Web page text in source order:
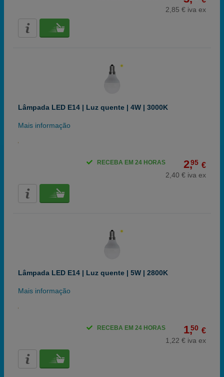
2,85 € iva ex
Lâmpada LED E14 | Luz quente | 4W | 3000K
Mais informação
2,95 €
2,40 € iva ex
RECEBA EM 24 HORAS
Lâmpada LED E14 | Luz quente | 5W | 2800K
Mais informação
1,50 €
1,22 € iva ex
RECEBA EM 24 HORAS